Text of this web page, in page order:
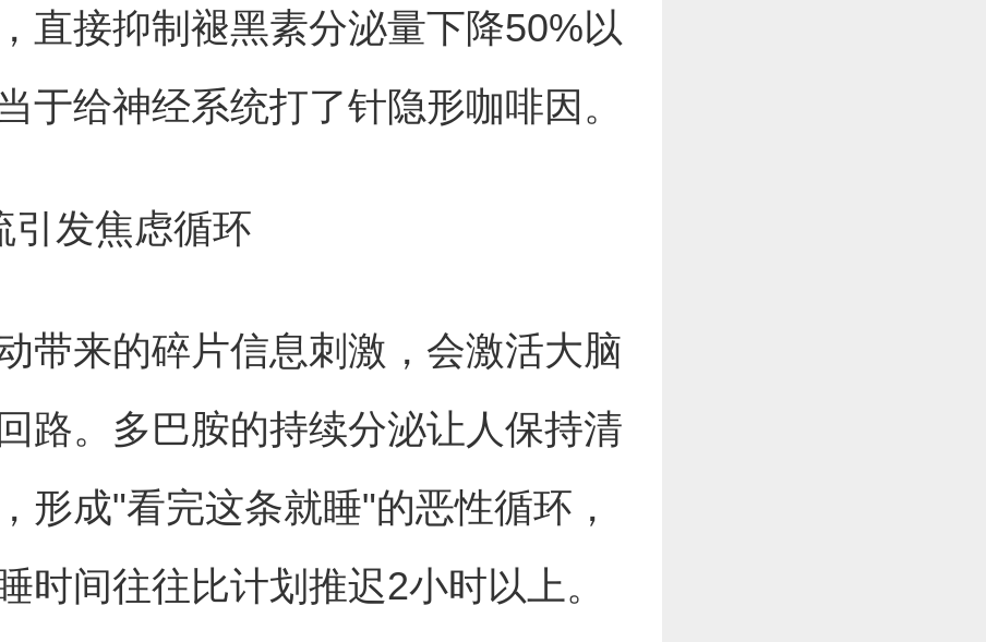
直接抑制褪黑素分泌量下降50%以
于给神经系统打了针隐形咖啡因。
引发焦虑循环
带来的碎片信息刺激，会激活大脑
路。多巴胺的持续分泌让人保持清
形成"看完这条就睡"的恶性循环，
时间往往比计划推迟2小时以上。